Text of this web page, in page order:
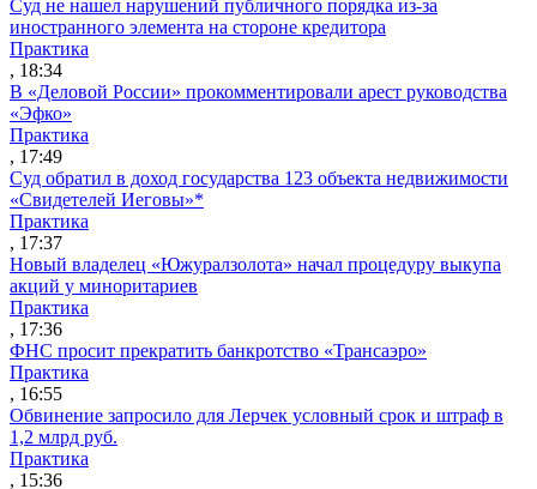
Суд не нашел нарушений публичного порядка из-за
иностранного элемента на стороне кредитора
Практика
, 18:34
В «Деловой России» прокомментировали арест руководства
«Эфко»
Практика
, 17:49
Суд обратил в доход государства 123 объекта недвижимости
«Свидетелей Иеговы»*
Практика
, 17:37
Новый владелец «Южуралзолота» начал процедуру выкупа
акций у миноритариев
Практика
, 17:36
ФНС просит прекратить банкротство «Трансаэро»
Практика
, 16:55
Обвинение запросило для Лерчек условный срок и штраф в
1,2 млрд руб.
Практика
, 15:36